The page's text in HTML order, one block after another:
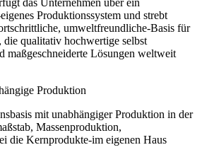
das Unternehmen über ein
Produktionssystem und strebt
umweltfreundliche-Basis für
qualitativ hochwertige selbst
maßgeschneiderte Lösungen weltweit
Produktion
mit unabhängiger Produktion in der
Massenproduktion,
die Kernprodukte-im eigenen Haus